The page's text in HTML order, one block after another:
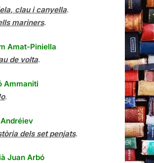
clau i canyella.
mariners.
Amat-Piniella
de volta.
Ammaniti
.
dels set penjats.
Juan Arbó